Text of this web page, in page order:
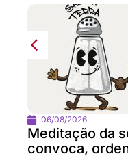
06/08/2026
Meditação da
convoca,